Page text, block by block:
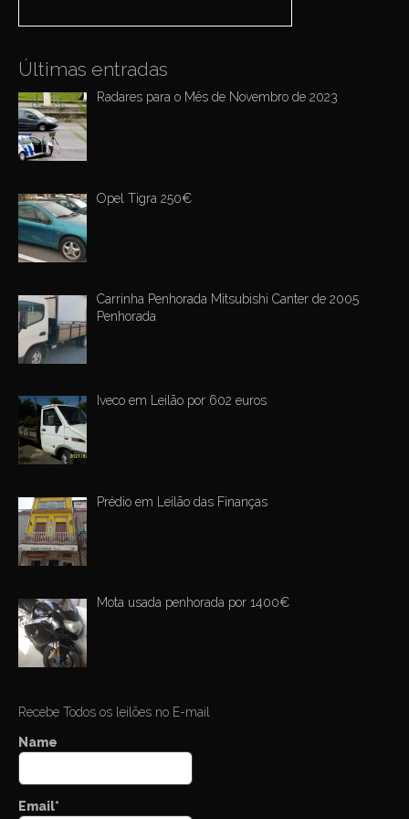
Últimas entradas
Radares para o Mês de Novembro de 2023
Opel Tigra 250€
Carrinha Penhorada Mitsubishi Canter de 2005
Penhorada
Iveco em Leilão por 602 euros
Prédio em Leilão das Finanças
Mota usada penhorada por 1400€
Recebe Todos os leilões no E-mail
Name
Email*